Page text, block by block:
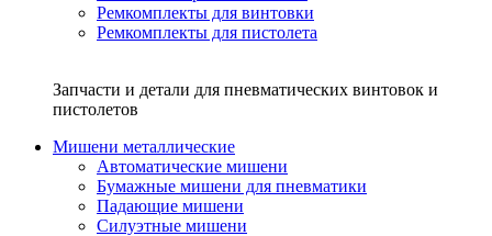
Ремкомплекты для винтовки
Ремкомплекты для пистолета
Запчасти и детали для пневматических винтовок и
пистолетов
Мишени металлические
Автоматические мишени
Бумажные мишени для пневматики
Падающие мишени
Силуэтные мишени